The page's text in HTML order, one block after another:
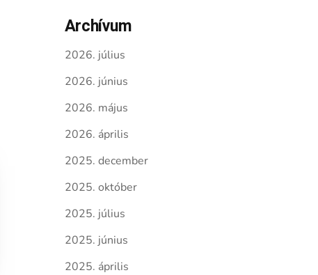
Archívum
2026. július
2026. június
2026. május
2026. április
2025. december
2025. október
2025. július
2025. június
2025. április